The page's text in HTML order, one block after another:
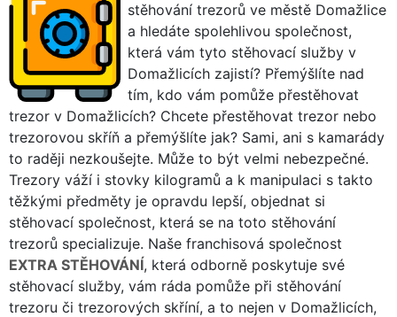
stěhování trezorů ve městě Domažlice
a hledáte spolehlivou společnost,
která vám tyto stěhovací služby v
Domažlicích zajistí? Přemýšlíte nad
tím, kdo vám pomůže přestěhovat
trezor v Domažlicích? Chcete přestěhovat trezor nebo
trezorovou skříň a přemýšlíte jak? Sami, ani s kamarády
to raději nezkoušejte. Může to být velmi nebezpečné.
Trezory váží i stovky kilogramů a k manipulaci s takto
těžkými předměty je opravdu lepší, objednat si
stěhovací společnost, která se na toto stěhování
trezorů specializuje. Naše franchisová společnost
EXTRA STĚHOVÁNÍ, která odborně poskytuje své
stěhovací služby, vám ráda pomůže při stěhování
trezoru či trezorových skříní, a to nejen v Domažlicích,